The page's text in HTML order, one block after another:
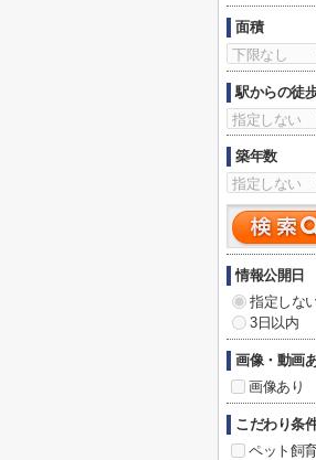
面積
駅からの徒
築年数
情報公開日
指定しな
3日以内
画像・動画
画像あり
こだわり条
ペット飼